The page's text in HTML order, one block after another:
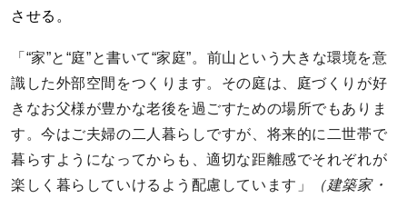
させる。
「“家”と“庭”と書いて“家庭”。前山という大きな環境を意
識した外部空間をつくります。その庭は、庭づくりが好
きなお父様が豊かな老後を過ごすための場所でもありま
す。今はご夫婦の二人暮らしですが、将来的に二世帯で
暮らすようになってからも、適切な距離感でそれぞれが
楽しく暮らしていけるよう配慮しています」
（建築家・